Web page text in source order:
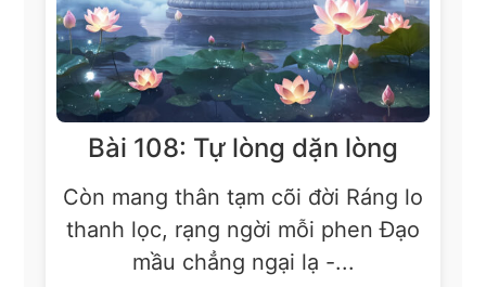
Bài 108: Tự lòng dặn lòng
Còn mang thân tạm cõi đời Ráng lo
thanh lọc, rạng ngời mỗi phen Đạo
mầu chẳng ngại lạ -...